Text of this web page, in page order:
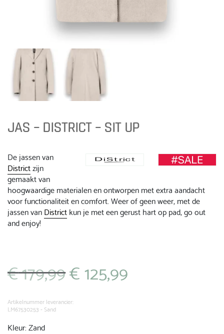
JAS – DISTRICT – SIT UP
De jassen van
Districtzijn
gemaakt van
hoogwaardige materialen en ontworpen met extra aandacht
voor functionaliteit en comfort. Weer of geen weer, met de
jassen vanDistrictkun je met een gerust hart op pad, go out
and enjoy!
€179,99 Oorspronkelijke
prijs
€ 179,99.
€125,99
Artikelnummer leverancier:
LM67530253 - Sand
Kleur: Zand